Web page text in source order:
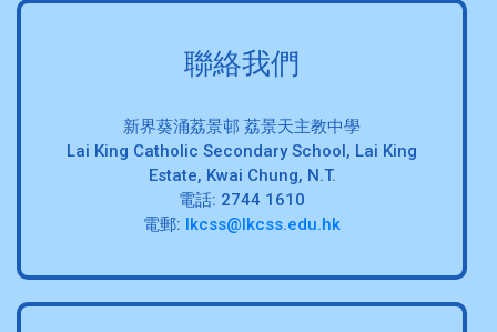
聯絡我們
新界葵涌荔景邨 荔景天主教中學
Lai King Catholic Secondary School, Lai King
Estate, Kwai Chung, N.T.
電話: 2744 1610
電郵: lkcss@lkcss.edu.hk